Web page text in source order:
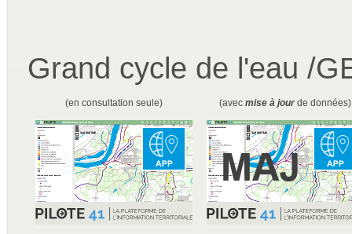
Grand cycle de l'eau /
(en consultation seule) (avec mise à jour de données)